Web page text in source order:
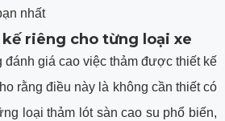
nhất
riêng cho từng loại xe
đánh giá cao việc thảm được thiết kế
rằng điều này là không cần thiết có
loại thảm lót sàn cao su phổ biến,